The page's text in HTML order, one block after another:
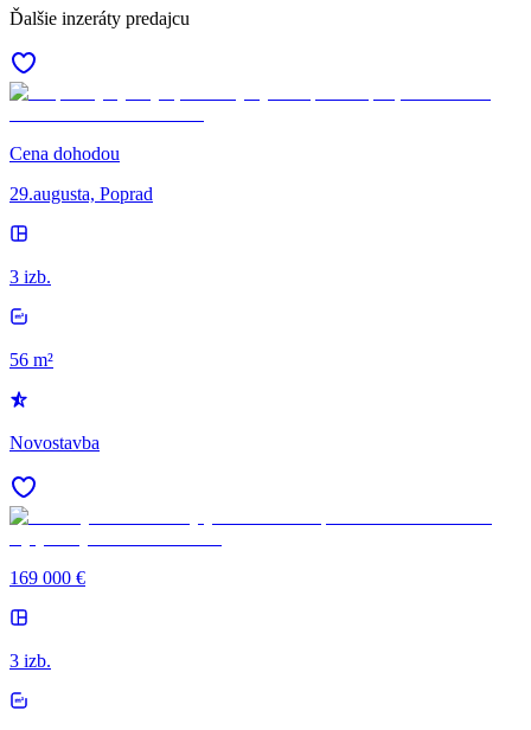
Ďalšie inzeráty predajcu
Cena dohodou
29.augusta, Poprad
3 izb.
56 m²
Novostavba
169 000 €
3 izb.